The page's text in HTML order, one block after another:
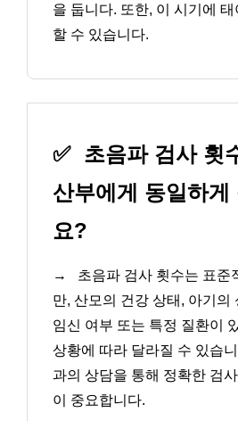
을 둡니다. 또한, 이 시기에
할 수 있습니다.
✅ 초음파 검사 횟
산부에게 동일하게
요?
→
초음파 검사 횟수는 표준
만, 산모의 건강 상태, 아기의
임신 여부 또는 특정 질환이
상황에 따라 달라질 수 있습
과의 상담을 통해 정확한 검
이 중요합니다.